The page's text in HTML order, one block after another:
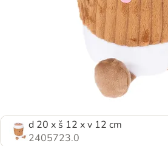
d 20 x š 12 x v 12 cm
2405723.0